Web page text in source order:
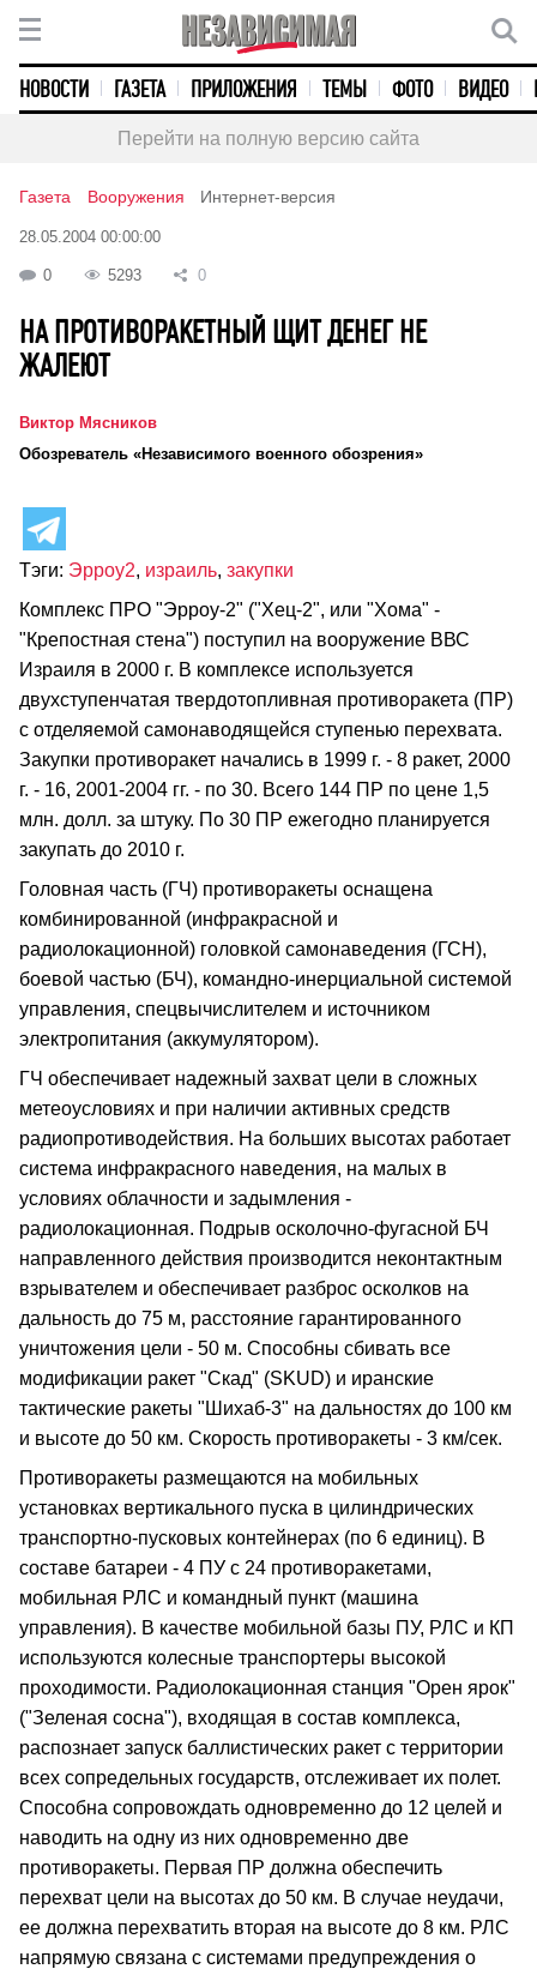
НОВОСТИ ГАЗЕТА ПРИЛОЖЕНИЯ ТЕМЫ ФОТО ВИДЕО
Перейти на полную версию сайта
Газета Вооружения Интернет-версия
28.05.2004 00:00:00
0 5293 0
НА ПРОТИВОРАКЕТНЫЙ ЩИТ ДЕНЕГ НЕ
ЖАЛЕЮТ
Виктор Мясников
Обозреватель «Независимого военного обозрения»
Тэги: Эрроу2, израиль, закупки
Комплекс ПРО "Эрроу-2" ("Хец-2", или "Хома" -
"Крепостная стена") поступил на вооружение ВВС
Израиля в 2000 г. В комплексе используется
двухступенчатая твердотопливная противоракета (ПР)
с отделяемой самонаводящейся ступенью перехвата.
Закупки противоракет начались в 1999 г. - 8 ракет, 2000
г. - 16, 2001-2004 гг. - по 30. Всего 144 ПР по цене 1,5
млн. долл. за штуку. По 30 ПР ежегодно планируется
закупать до 2010 г.
Головная часть (ГЧ) противоракеты оснащена
комбинированной (инфракрасной и
радиолокационной) головкой самонаведения (ГСН),
боевой частью (БЧ), командно-инерциальной системой
управления, спецвычислителем и источником
электропитания (аккумулятором).
ГЧ обеспечивает надежный захват цели в сложных
метеоусловиях и при наличии активных средств
радиопротиводействия. На больших высотах работает
система инфракрасного наведения, на малых в
условиях облачности и задымления -
радиолокационная. Подрыв осколочно-фугасной БЧ
направленного действия производится неконтактным
взрывателем и обеспечивает разброс осколков на
дальность до 75 м, расстояние гарантированного
уничтожения цели - 50 м. Способны сбивать все
модификации ракет "Скад" (SKUD) и иранские
тактические ракеты "Шихаб-3" на дальностях до 100 км
и высоте до 50 км. Скорость противоракеты - 3 км/сек.
Противоракеты размещаются на мобильных
установках вертикального пуска в цилиндрических
транспортно-пусковых контейнерах (по 6 единиц). В
составе батареи - 4 ПУ с 24 противоракетами,
мобильная РЛС и командный пункт (машина
управления). В качестве мобильной базы ПУ, РЛС и КП
используются колесные транспортеры высокой
проходимости. Радиолокационная станция "Орен ярок"
("Зеленая сосна"), входящая в состав комплекса,
распознает запуск баллистических ракет с территории
всех сопредельных государств, отслеживает их полет.
Способна сопровождать одновременно до 12 целей и
наводить на одну из них одновременно две
противоракеты. Первая ПР должна обеспечить
перехват цели на высотах до 50 км. В случае неудачи,
ее должна перехватить вторая на высоте до 8 км. РЛС
напрямую связана с системами предупреждения о